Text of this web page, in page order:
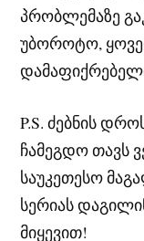
პრობლემაზე
უბოროტო,
P.S. ძებნის
ჩამეგდო თავს
საუკეთესო
სერიას
მიყევით!